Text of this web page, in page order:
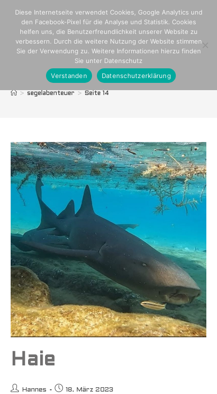
springen
segelabenteuer
> segelabenteuer > Seite 14
Haie
Beitrags-
Hannes
Beitrag
18. März 2023
Diese Internetseite verwendet Cookies, Google Analytics und
den Facebook-Pixel für die Analyse und Statistik. Cookies
helfen uns, die Benutzerfreundlichkeit unserer Website zu
verbessern. Durch die weitere Nutzung der Website stimmen
Sie der Verwendung zu. Weitere Informationen hierzu finden
Sie unter Datenschutz
Verstanden
Datenschutzerklärung